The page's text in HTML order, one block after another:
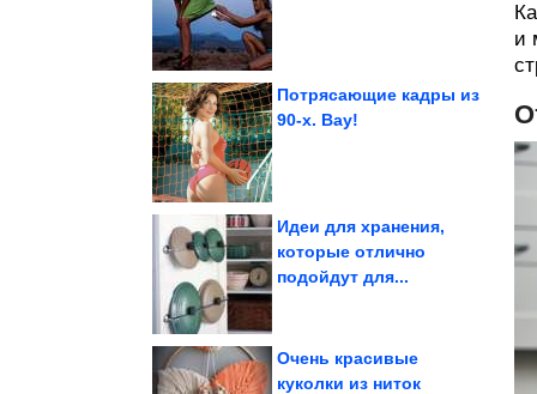
Потрясающие кадры из
90-х. Вау!
Достаточно добавить
Классический
Идеи для хранения,
которые отлично
подойдут для...
Очень красивые
куколки из ниток
и